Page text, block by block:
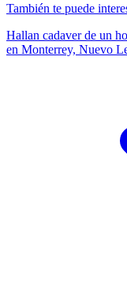
También te puede
Hallan cadaver de un
en Monterrey, Nuevo